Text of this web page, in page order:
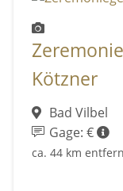
Kötzner
Bad Vilbel
Gage: €
ca. 44 km